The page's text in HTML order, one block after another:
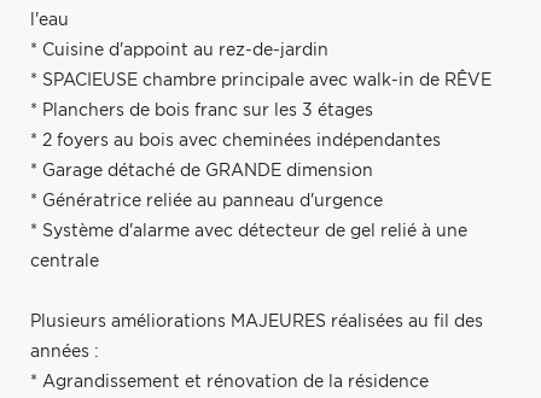
l'eau
* Cuisine d'appoint au rez-de-jardin
* SPACIEUSE chambre principale avec walk-in de RÊVE
* Planchers de bois franc sur les 3 étages
* 2 foyers au bois avec cheminées indépendantes
* Garage détaché de GRANDE dimension
* Génératrice reliée au panneau d'urgence
* Système d'alarme avec détecteur de gel relié à une
centrale
Plusieurs améliorations MAJEURES réalisées au fil des
années :
* Agrandissement et rénovation de la résidence